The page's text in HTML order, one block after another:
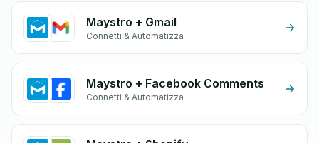
Maystro + Gmail
Connetti & Automatizza
Maystro + Facebook Comments
Connetti & Automatizza